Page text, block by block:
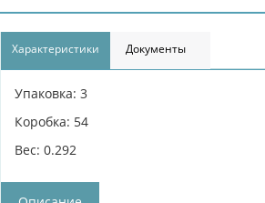
Характеристики Документы
Упаковка: 3
Коробка: 54
Вес: 0.292